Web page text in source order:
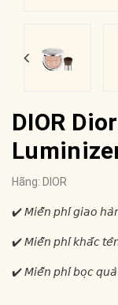
DIOR
Hãng: DIOR
✔️ 𝘔𝘪𝘦̂̃𝘯 𝘱𝘩𝘪́ 𝘨𝘪𝘢𝘰
✔️ 𝘔𝘪𝘦̂̃𝘯 𝘱𝘩𝘪́ 𝘬𝘩𝘢̆́𝘤
✔️ 𝘔𝘪𝘦̂̃𝘯 𝘱𝘩𝘪́ 𝘣𝘰̣𝘤 𝘲𝘶𝘢̀